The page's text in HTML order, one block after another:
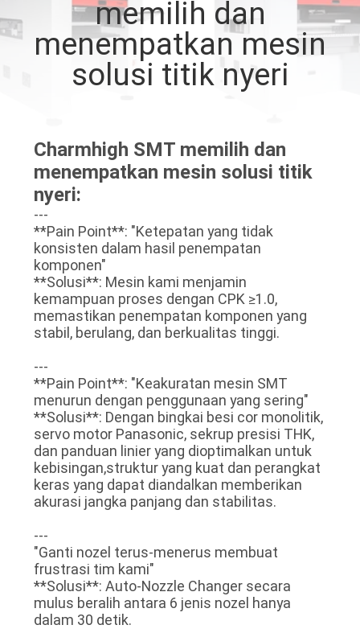
KONTROL
KUALITAS
KAMI
BERITA
SHOPPING
LINE
SITUS
KEBIJAKAN
PRIVASI
memilih dan
menempatkan mesin
solusi titik nyeri
Charmhigh SMT memilih dan
menempatkan mesin solusi titik
nyeri:
---
**Pain Point**: "Ketepatan yang tidak
konsisten dalam hasil penempatan
komponen"
**Solusi**: Mesin kami menjamin
kemampuan proses dengan CPK ≥1.0,
memastikan penempatan komponen yang
stabil, berulang, dan berkualitas tinggi.
---
**Pain Point**: "Keakuratan mesin SMT
menurun dengan penggunaan yang sering"
**Solusi**: Dengan bingkai besi cor monolitik,
servo motor Panasonic, sekrup presisi THK,
dan panduan linier yang dioptimalkan untuk
kebisingan,struktur yang kuat dan perangkat
keras yang dapat diandalkan memberikan
akurasi jangka panjang dan stabilitas.
---
"Ganti nozel terus-menerus membuat
frustrasi tim kami"
**Solusi**: Auto-Nozzle Changer secara
mulus beralih antara 6 jenis nozel hanya
dalam 30 detik.